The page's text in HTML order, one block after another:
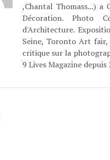
,Chantal Thomass...) a
Décoration. Photo
d'Architecture.
Seine, Toronto Art fair,
critique sur la
9 Lives Magazine depuis